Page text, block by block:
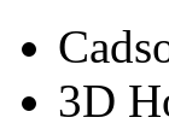
3D